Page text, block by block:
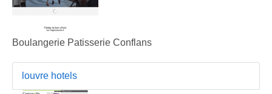
Boulangerie Patisserie Conflans
louvre hotels